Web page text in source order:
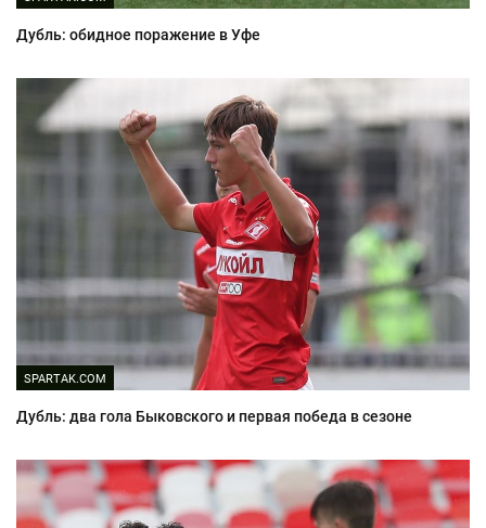
Дубль: обидное поражение в Уфе
SPARTAK.COM
Дубль: два гола Быковского и первая победа в сезоне